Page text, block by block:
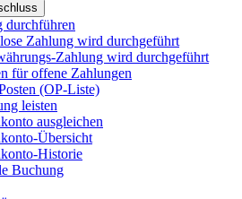
durchführen
Zahlung wird durchgeführt
Zahlung wird durchgeführt
für offene Zahlungen
(OP-Liste)
leisten
ausgleichen
Übersicht
Historie
Buchung